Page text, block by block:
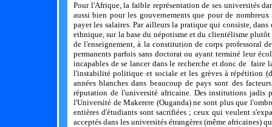
Pour l'Afrique, la faible représentation de ses universités
aussi bien pour les gouvernements que pour de
payer les salaires. Par ailleurs la pratique qui consiste,
ethnique, sur la base du népotisme et du clientélisme
de l'enseignement, à la constitution de corps professoral
permanents parfois sans doctorat ou ayant terminé leur
incapables de se lancer dans le recherche et donc de
l'instabilité politique et sociale et les grèves à répétition
années blanches dans beaucoup de pays sont des
réputation de l'université africaine. Des institutions jadis
l'Université de Makerere (Ouganda) ne sont plus que
entières d'étudiants sont sacrifiées ; ceux qui veulent
acceptés dans les universités étrangères (même africaines)